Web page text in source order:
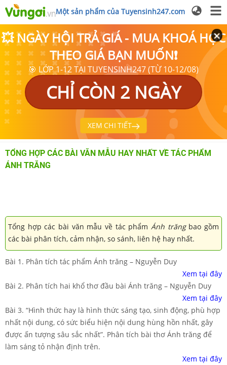
Một sản phẩm của Tuyensinh247.com
💥 NGÀY HỘI TRẢ GIÁ - MUA KHOÁ HỌC
THEO GIÁ BẠN MUỐN❗
🎯 LỚP 1-12 TẠI TUYENSINH247 (TỪ 10-12/08)
CHỈ CÒN 2 NGÀY
XEM CHI TIẾT
TỔNG HỢP CÁC BÀI VĂN MẪU HAY NHẤT VỀ TÁC PHẨM
ÁNH TRĂNG
Tổng hợp các bài văn mẫu về tác phẩm Ánh trăng bao gồm
các bài phân tích, cảm nhận, so sánh, liên hệ hay nhất.
Bài 1. Phân tích tác phẩm Ánh trăng – Nguyễn Duy
Xem tại đây
Bài 2. Phân tích hai khổ thơ đầu bài Ánh trăng – Nguyễn Duy
Xem tại đây
Bài 3. “Hình thức hay là hình thức sáng tạo, sinh động, phù hợp
nhất nội dung, có sức biểu hiện nội dung hùng hồn nhất, gây
được ấn tượng sâu sắc nhất”. Phân tích bài thơ Ánh trăng để
làm sáng tỏ nhận định trên.
Xem tại đây